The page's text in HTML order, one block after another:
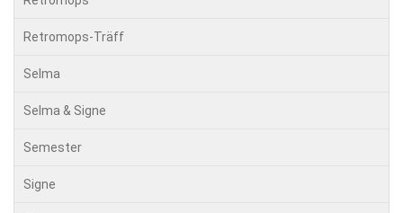
Retromops-Träff
Selma
Selma & Signe
Semester
Signe